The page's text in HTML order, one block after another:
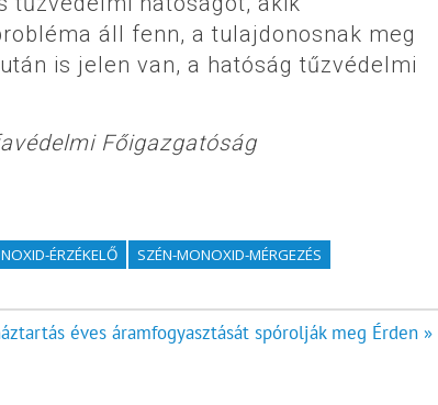
áll fenn, a tulajdonosnak meg
is jelen van, a hatóság tűzvédelmi
Főigazgatóság
ÉRZÉKELŐ SZÉN-MONOXID-MÉRGEZÉS
éves áramfogyasztását spórolják meg Érden »